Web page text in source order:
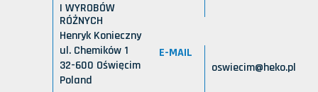
I WYROBÓW
RÓŻNYCH
Henryk Konieczny
ul. Chemików 1
32-600 Oświęcim
Poland
E-MAIL
oswiecim@heko.pl